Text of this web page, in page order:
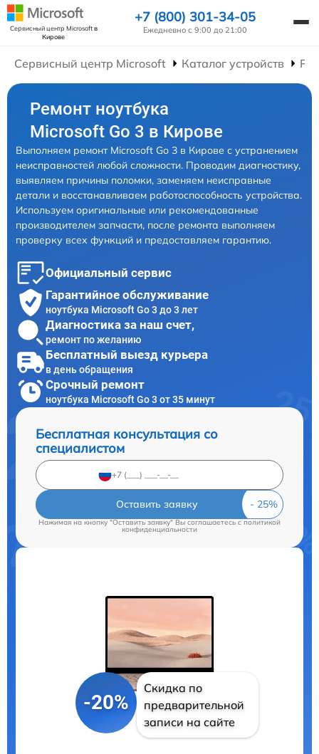
Сервисный центр Microsoftв
Кирове
+7 (800) 301-34-05
Ежедневно с 9:00 до 21:00
Сервисный центр Microsoft Каталог устройств
Ремонт ноутбука
Microsoft Go 3 в Кирове
Выполняем ремонт Microsoft Go 3 в Кирове с устранением
неисправностей любой сложности. Проводим диагностику,
выявляем причины поломки, заменяем неисправные
детали и восстанавливаем работоспособность устройства.
Используем оригинальные или рекомендованные
производителем запчасти, после ремонта выполняем
проверку всех функций и предоставляем гарантию.
Официальный сервис
Гарантийное обслуживание
ноутбука Microsoft Go 3 до 3 лет
Диагностика за наш счет,
ремонт по желанию
Бесплатный выезд курьера
в день обращения
Срочный ремонт
ноутбука Microsoft Go 3 от 35 минут
Бесплатная консультация со
специалистом
Оставить заявку
Нажимая на кнопку "Оставить заявку" Вы соглашаетесь cполитикой
конфиденциальности
-20%
Скидка по
предварительной
записи на сайте